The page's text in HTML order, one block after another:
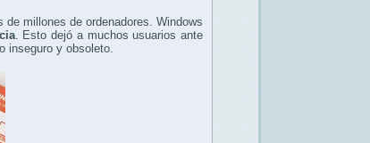
millones de ordenadores. Windows
. Esto dejó a muchos usuarios ante
inseguro y obsoleto.